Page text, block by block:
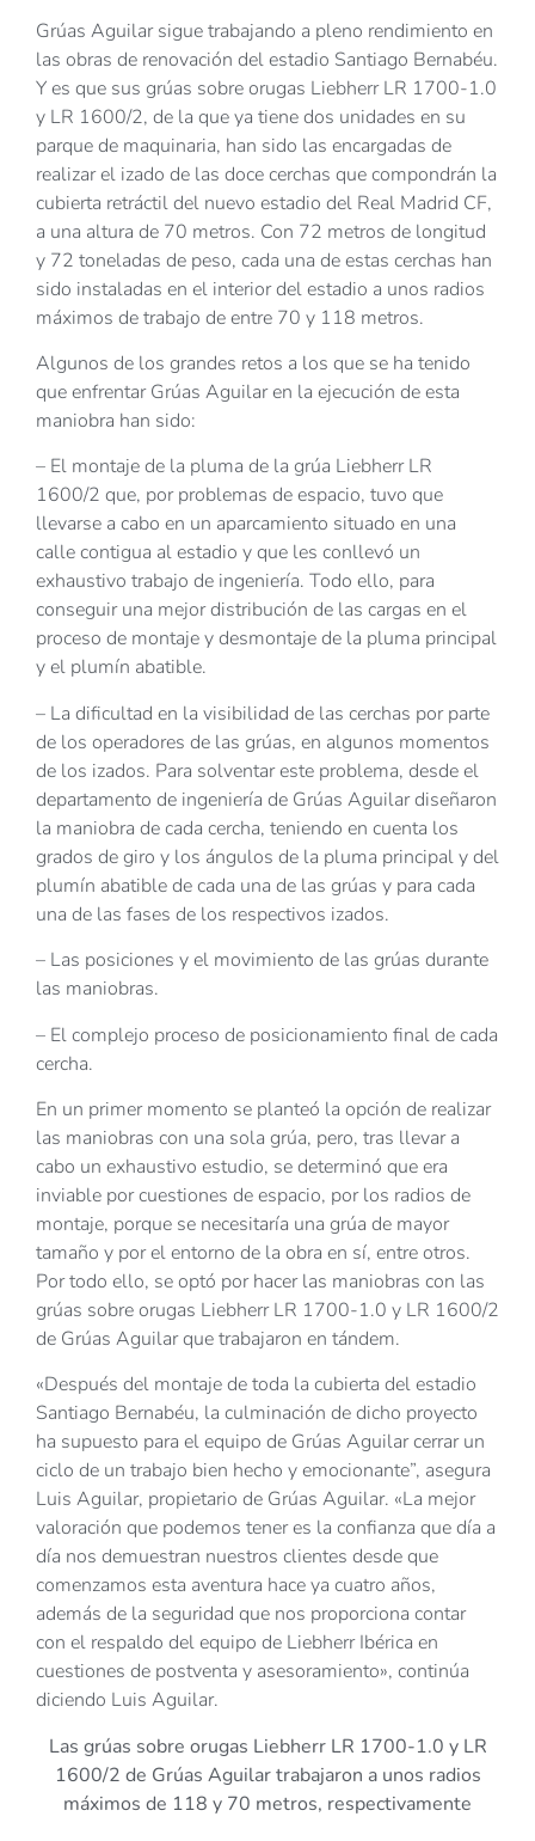
Grúas Aguilar sigue trabajando a pleno rendimiento en
las obras de renovación del estadio Santiago Bernabéu.
Y es que sus grúas sobre orugas Liebherr LR 1700-1.0
y LR 1600/2, de la que ya tiene dos unidades en su
parque de maquinaria, han sido las encargadas de
realizar el izado de las doce cerchas que compondrán la
cubierta retráctil del nuevo estadio del Real Madrid CF,
a una altura de 70 metros. Con 72 metros de longitud
y 72 toneladas de peso, cada una de estas cerchas han
sido instaladas en el interior del estadio a unos radios
máximos de trabajo de entre 70 y 118 metros.
Algunos de los grandes retos a los que se ha tenido
que enfrentar Grúas Aguilar en la ejecución de esta
maniobra han sido:
– El montaje de la pluma de la grúa Liebherr LR
1600/2 que, por problemas de espacio, tuvo que
llevarse a cabo en un aparcamiento situado en una
calle contigua al estadio y que les conllevó un
exhaustivo trabajo de ingeniería. Todo ello, para
conseguir una mejor distribución de las cargas en el
proceso de montaje y desmontaje de la pluma principal
y el plumín abatible.
– La dificultad en la visibilidad de las cerchas por parte
de los operadores de las grúas, en algunos momentos
de los izados. Para solventar este problema, desde el
departamento de ingeniería de Grúas Aguilar diseñaron
la maniobra de cada cercha, teniendo en cuenta los
grados de giro y los ángulos de la pluma principal y del
plumín abatible de cada una de las grúas y para cada
una de las fases de los respectivos izados.
– Las posiciones y el movimiento de las grúas durante
las maniobras.
– El complejo proceso de posicionamiento final de cada
cercha.
En un primer momento se planteó la opción de realizar
las maniobras con una sola grúa, pero, tras llevar a
cabo un exhaustivo estudio, se determinó que era
inviable por cuestiones de espacio, por los radios de
montaje, porque se necesitaría una grúa de mayor
tamaño y por el entorno de la obra en sí, entre otros.
Por todo ello, se optó por hacer las maniobras con las
grúas sobre orugas Liebherr LR 1700-1.0 y LR 1600/2
de Grúas Aguilar que trabajaron en tándem.
«Después del montaje de toda la cubierta del estadio
Santiago Bernabéu, la culminación de dicho proyecto
ha supuesto para el equipo de Grúas Aguilar cerrar un
ciclo de un trabajo bien hecho y emocionante”, asegura
Luis Aguilar, propietario de Grúas Aguilar. «La mejor
valoración que podemos tener es la confianza que día a
día nos demuestran nuestros clientes desde que
comenzamos esta aventura hace ya cuatro años,
además de la seguridad que nos proporciona contar
con el respaldo del equipo de Liebherr Ibérica en
cuestiones de postventa y asesoramiento», continúa
diciendo Luis Aguilar.
Las grúas sobre orugas Liebherr LR 1700-1.0 y LR
1600/2 de Grúas Aguilar trabajaron a unos radios
máximos de 118 y 70 metros, respectivamente